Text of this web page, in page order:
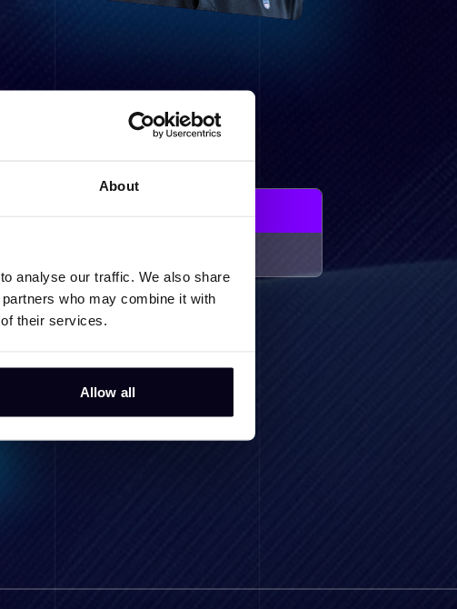
About
analyse our traffic. We also share
who may combine it with
their services.
Allow all